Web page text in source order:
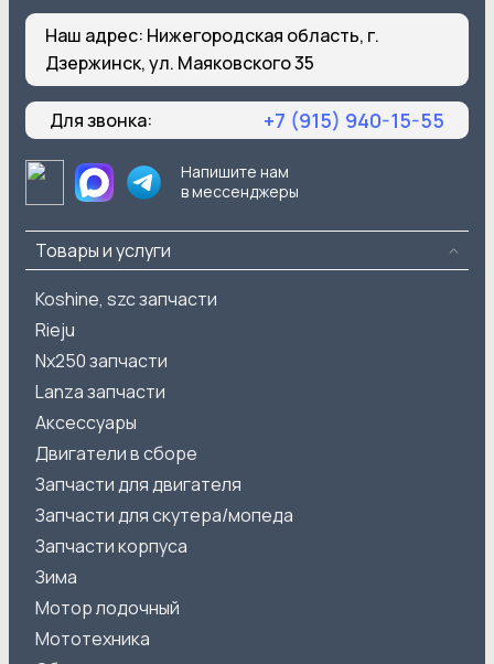
Наш адрес: Нижегородская область, г.
Дзержинск, ул. Маяковского 35
Для звонка: +7 (915) 940-15-55
Напишите нам
в мессенджеры
Товары и услуги
Koshine, szc запчасти
Rieju
Nx250 запчасти
Lanza запчасти
Аксессуары
Двигатели в сборе
Запчасти для двигателя
Запчасти для скутера/мопеда
Запчасти корпуса
Зима
Мотор лодочный
Мототехника